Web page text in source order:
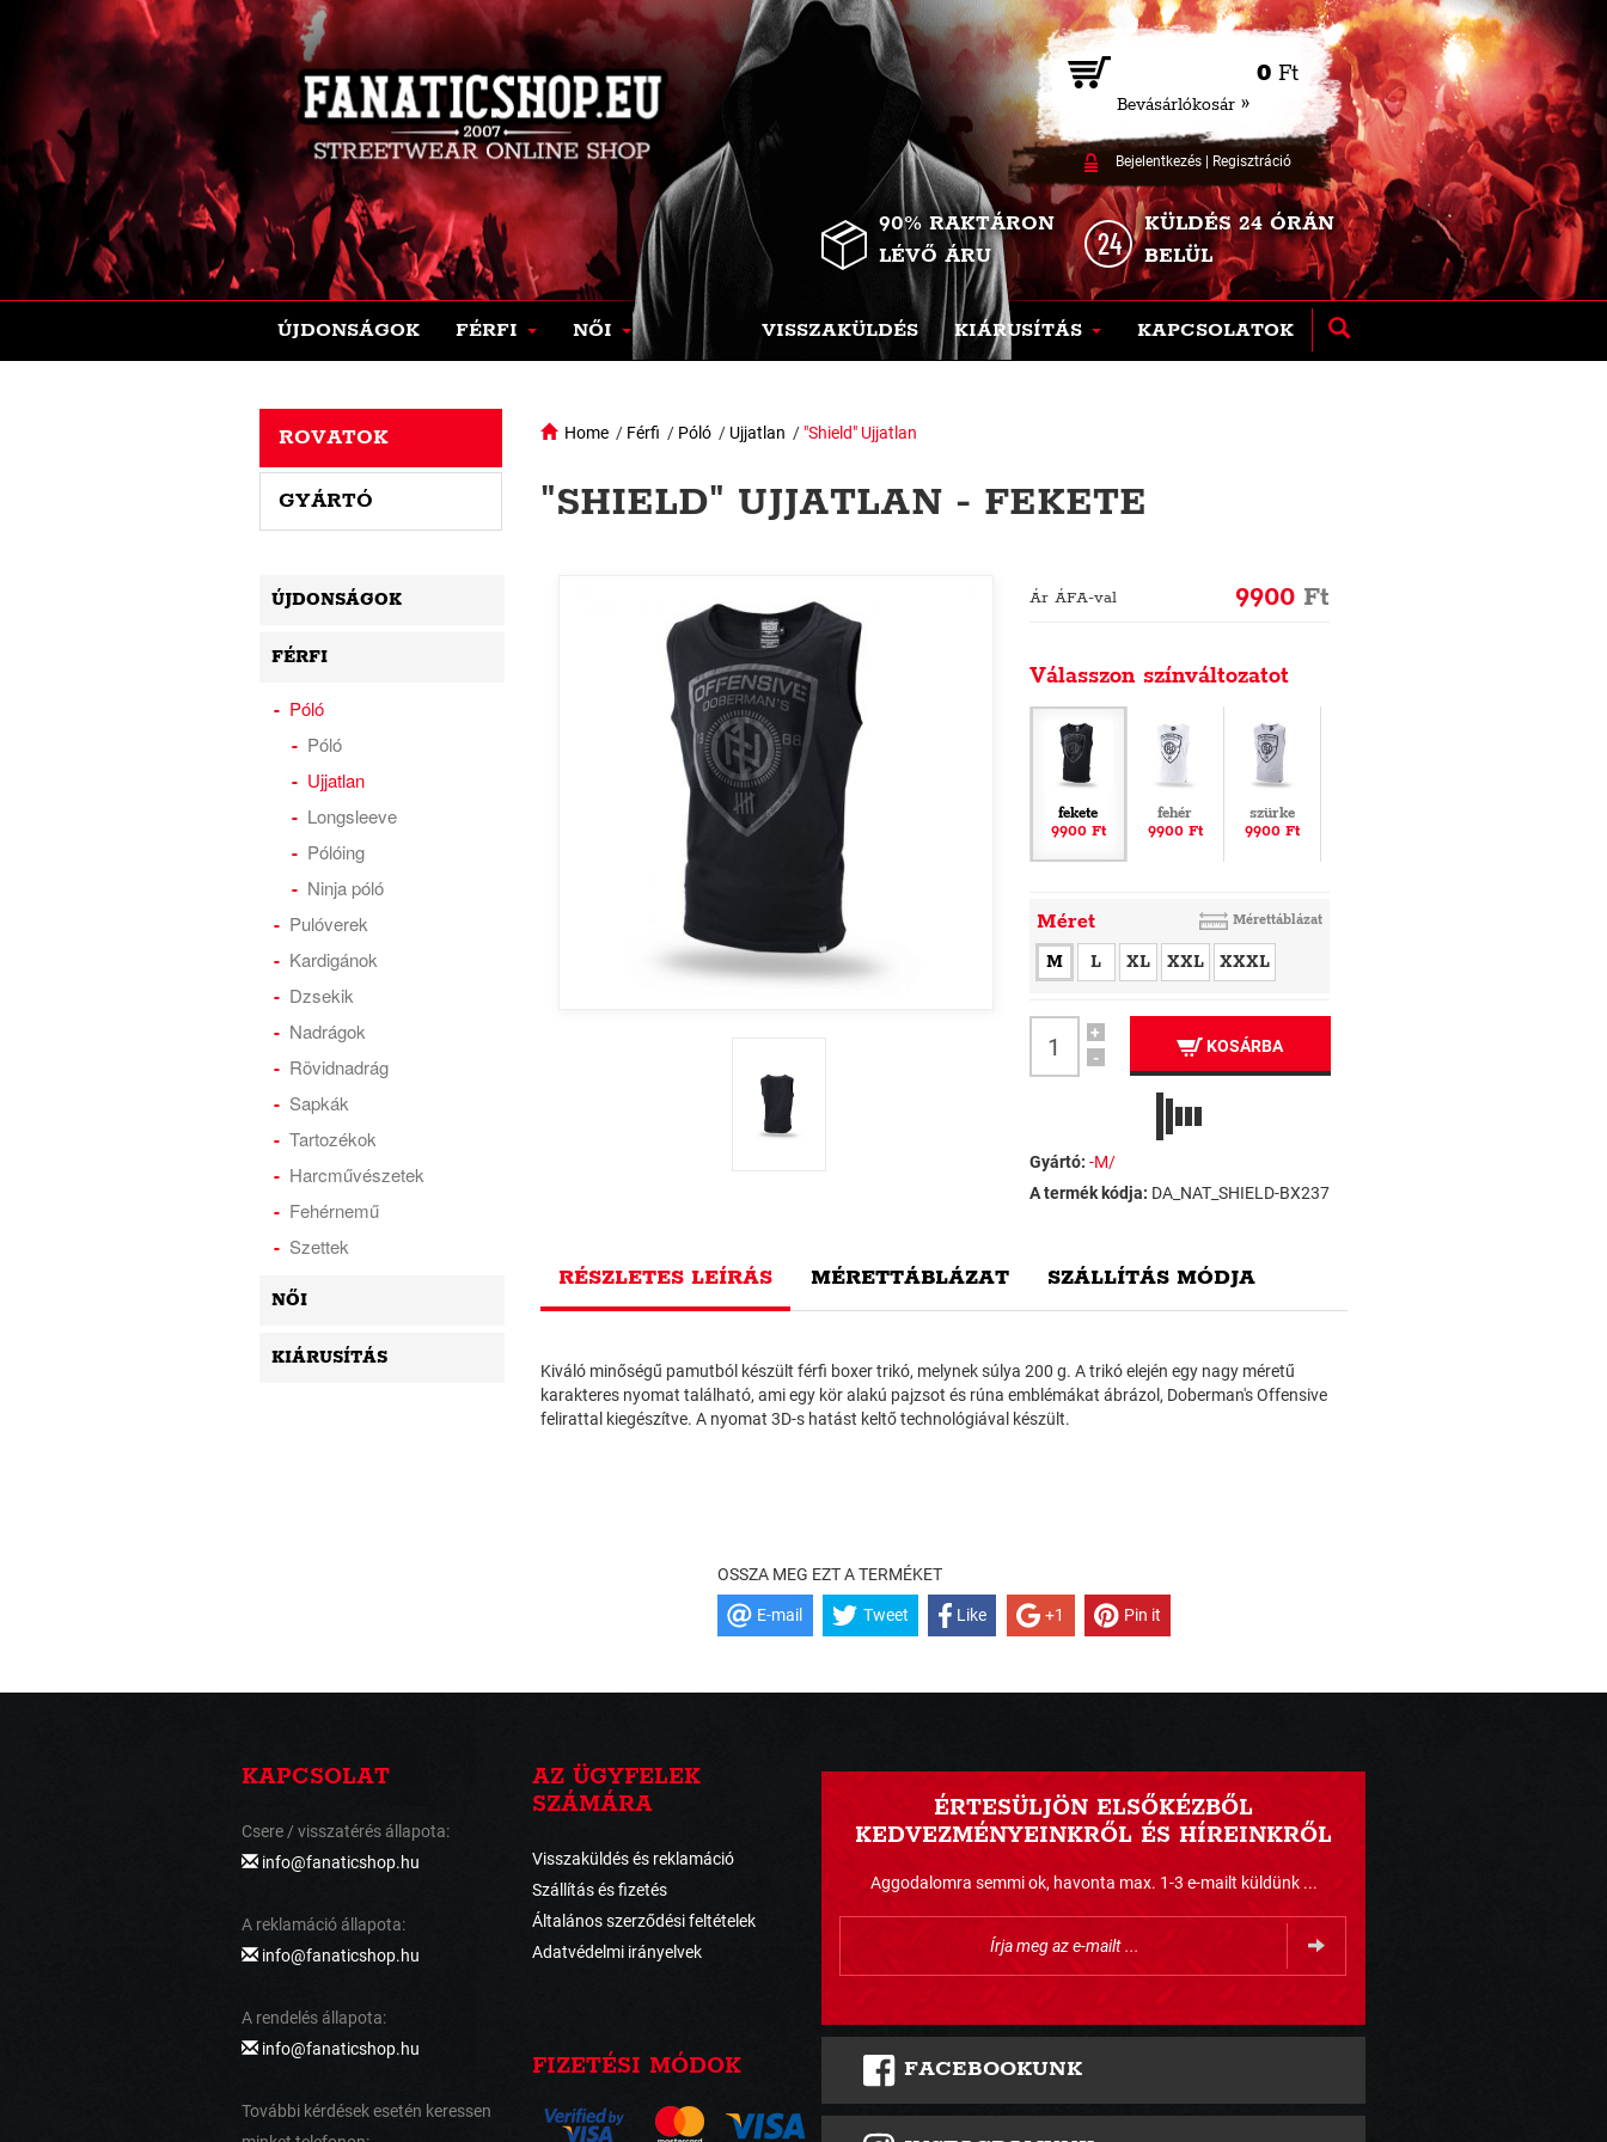
0 Ft
Bevásárlókosár »
Bejelentkezés| Regisztráció
90% RAKTÁRON
LÉVŐ ÁRU
KÜLDÉS 24 ÓRÁN
BELÜL
ÚJDONSÁGOK FÉRFI NŐI VISSZAKÜLDÉS KIÁRUSÍTÁS KAPCSOLATOK
Home / Férfi / Póló / Ujjatlan / "Shield" Ujjatlan
"SHIELD" UJJATLAN - FEKETE
Ár ÁFA-val 9900 Ft
Válasszon színváltozatot
fekete
9900 Ft
fehér
9900 Ft
szürke
9900 Ft
Méret Mérettáblázat
M L XL XXL XXXL
+
-
KOSÁRBA
Gyártó: -M/
A termék kódja: DA_NAT_SHIELD-BX237
RÉSZLETES LEÍRÁS MÉRETTÁBLÁZAT SZÁLLÍTÁS MÓDJA
Kiváló minőségű pamutból készült férfi boxer trikó, melynek súlya 200 g. A trikó elején egy nagy méretű
karakteres nyomat található, ami egy kör alakú pajzsot és rúna emblémákat ábrázol, Doberman's Offensive
felirattal kiegészítve. A nyomat 3D-s hatást keltő technológiával készült.
OSSZA MEG EZT A TERMÉKET
E-mail Tweet Like +1 Pin it
ROVATOK
GYÁRTÓ
ÚJDONSÁGOK
FÉRFI
Póló
Póló
Ujjatlan
Longsleeve
Pólóing
Ninja póló
Pulóverek
Kardigánok
Dzsekik
Nadrágok
Rövidnadrág
Sapkák
Tartozékok
Harcművészetek
Fehérnemű
Szettek
NŐI
KIÁRUSÍTÁS
KAPCSOLAT
Csere / visszatérés állapota:
info@fanaticshop.hu
A reklamáció állapota:
info@fanaticshop.hu
A rendelés állapota:
info@fanaticshop.hu
További kérdések esetén keressen
AZ ÜGYFELEK
SZÁMÁRA
Visszaküldés és reklamáció
Szállítás és fizetés
Általános szerződési feltételek
Adatvédelmi irányelvek
FIZETÉSI MÓDOK
ÉRTESÜLJÖN ELSŐKÉZBŐL
KEDVEZMÉNYEINKRŐL ÉS HÍREINKRŐL
Aggodalomra semmi ok, havonta max. 1-3 e-mailt küldünk ...
FACEBOOKUNK